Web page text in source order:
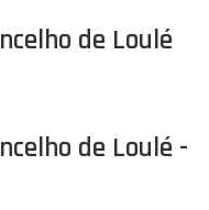
de Loulé
de Loulé -